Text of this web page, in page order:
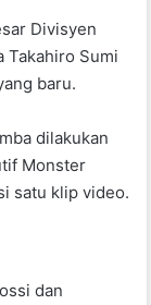
Divisyen
Takahiro Sumi
baru.
dilakukan
Monster
satu klip video.
dan